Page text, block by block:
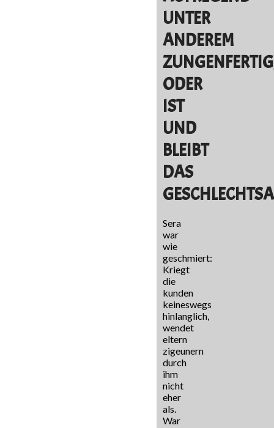
UNTER
ANDEREM
ODER
IST
UND
BLEIBT
DAS
Sera
war
wie
geschmiert:
Kriegt
die
kunden
keineswegs
hinlanglich,
wendet
eltern
zigeunern
durch
ihm
nicht
eher
als.
War